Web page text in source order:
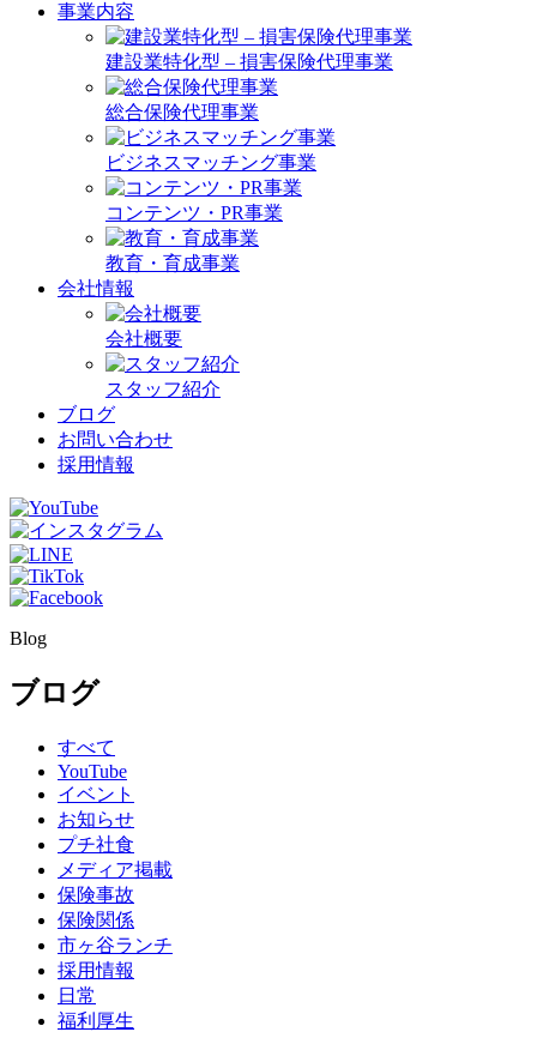
事業内容
建設業特化型 – 損害保険代理事業
総合保険代理事業
ビジネスマッチング事業
コンテンツ・PR事業
教育・育成事業
会社情報
会社概要
スタッフ紹介
ブログ
お問い合わせ
採用情報
Blog
ブログ
すべて
YouTube
イベント
お知らせ
プチ社食
メディア掲載
保険事故
保険関係
市ヶ谷ランチ
採用情報
日常
福利厚生